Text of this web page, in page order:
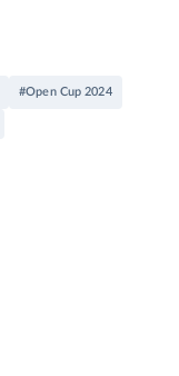
#Open Cup 2024